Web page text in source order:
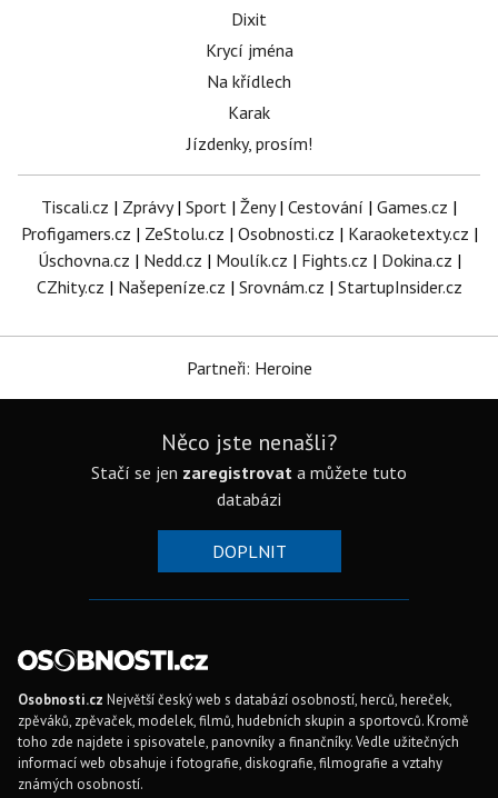
Dixit
Krycí jména
Na křídlech
Karak
Jízdenky, prosím!
Tiscali.cz | Zprávy| Sport | Ženy| Cestování | Games.cz |
Profigamers.cz | ZeStolu.cz | Osobnosti.cz | Karaoketexty.cz |
Úschovna.cz | Nedd.cz | Moulík.cz | Fights.cz | Dokina.cz |
CZhity.cz | Našepeníze.cz | Srovnám.cz | StartupInsider.cz
Partneři: Heroine
Něco jste nenašli?
Stačí se jen zaregistrovat a můžete tuto
databázi
DOPLNIT
Osobnosti.cz Největší český web s databází osobností, herců, hereček,
zpěváků, zpěvaček, modelek, filmů, hudebních skupin a sportovců. Kromě
toho zde najdete i spisovatele, panovníky a finančníky. Vedle užitečných
informací web obsahuje i fotografie, diskografie, filmografie a vztahy
známých osobností.